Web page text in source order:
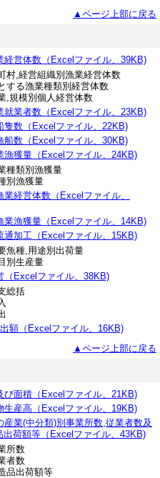
▲ページ上部に戻る
経営体数（Excelファイル、39KB)
村,経営組織別漁業経営体数
する漁業種類別経営体数
,規模別個人経営体数
就業者数（Excelファイル、23KB)
隻数（Excelファイル、22KB)
船数（Excelファイル、30KB)
漁獲量（Excelファイル、24KB)
種類別漁獲量
別漁獲量
業経営体数（Excelファイル、
業漁獲量（Excelファイル、14KB)
通加工（Excelファイル、15KB)
魚種,用途別出荷量
別生産量
（Excelファイル、38KB)
総括
額（Excelファイル、16KB)
▲ページ上部に戻る
び面積（Excelファイル、21KB)
生産高（Excelファイル、19KB)
産業(中分類)別事業所数,従業者数及
出荷額等（Excelファイル、43KB)
所数
者数
品出荷額等